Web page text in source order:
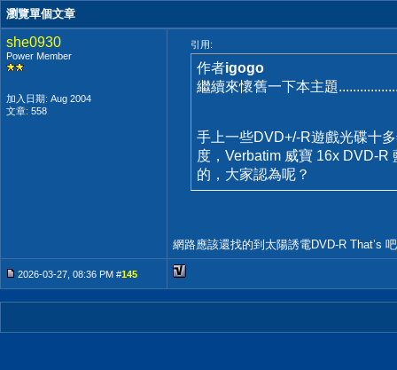
瀏覽單個文章
she0930
Power Member
加入日期: Aug 2004
文章: 558
引用:
作者igogo
繼續來懷舊一下本主題
手上一些DVD+/-R遊戲光碟十
度，Verbatim 威寶 16x DVD-
的，大家認為呢？
網路應該還找的到太陽誘電DVD-R That’s
2026-03-27, 08:36 PM #145